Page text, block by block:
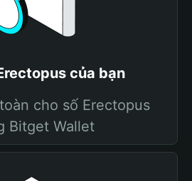
của bạn
cho số Erectopus
Bitget Wallet